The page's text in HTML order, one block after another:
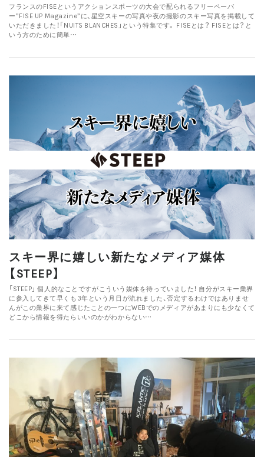
フランスのFISEというアクションスポーツの大会で配られるフリーペーパ
ー”FISE UP Magazine”に、星空スキーの写真や夜の撮影のスキー写真を掲載して
いただきました！「NUITS BLANCHES」という特集です。 FISEとは？ FISEとは？と
いう方のために簡単…
スキー界に嬉しい新たなメディア媒体
【STEEP】
「STEEP」 個人的なことですがこういう媒体を待っていました！ 自分がスキー業界
に参入してきて早くも3年という月日が流れました、否定するわけではありませ
んがこの業界に来て感じたことの一つにWEBでのメディアがあまりにも少なくて
どこから情報を得たらいいのかがわからない…